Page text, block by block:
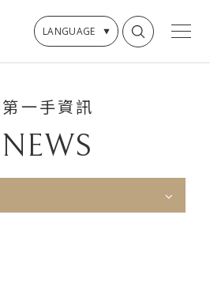
LANGUAGE
第一手資訊
NEWS